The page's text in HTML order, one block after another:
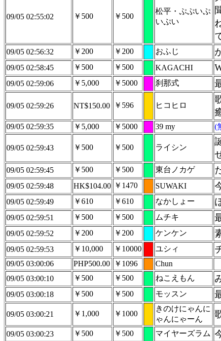
09/05 02:55:02 ￥500 ￥500
松平・ぷぷいぷ
いぷい
09/05 02:56:32 ￥200 ￥200 おふじ
09/05 02:58:45 ￥500 ￥500 KAGACHI
09/05 02:59:06 ￥5,000 ￥5000 刹那式
09/05 02:59:26 NT$150.00 ￥596 ヒコヒロ
09/05 02:59:35 ￥5,000 ￥5000 39 my (
09/05 02:59:43 ￥500 ￥500 ライシン
09/05 02:59:45 ￥500 ￥500 東台ノカゲ
09/05 02:59:48 HK$104.00 ￥1470 SUWAKI
09/05 02:59:49 ￥610 ￥610 なかしょー
09/05 02:59:51 ￥500 ￥500 ムチキ
09/05 02:59:52 ￥200 ￥200 ケンケン
09/05 02:59:53 ￥10,000 ￥10000 ユシィ
09/05 03:00:06 PHP500.00 ￥1096
Chun
09/05 03:00:10
￥500 ￥500 ねこえもん
09/05 03:00:18 ￥500 ￥500 モッスン
09/05 03:00:21 ￥1,000 ￥1000
きのけにゃんに
ゃんにゃーん
09/05 03:00:23 ￥500 ￥500 マイヤーズラム